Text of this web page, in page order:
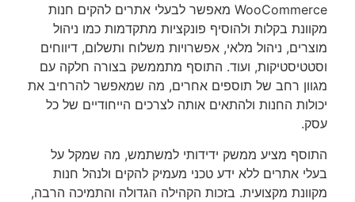
WooCommerce מאפשר לבעלי אתרים להקים חנות
מקוונת בקלות ולהוסיף פונקציות מתקדמות כמו ניהול
מוצרים, ניהול מלאי, אפשרויות משלוח ותשלום, דיווחים
וסטטיסטיקות, ועוד. התוסף מתממשק בצורה חלקה עם
מגוון רחב של תוספים אחרים, מה שמאפשר להרחיב את
יכולות החנות ולהתאים אותה לצרכים הייחודיים של כל
עסק.
התוסף מציע ממשק ידידותי למשתמש, מה שמקל על
בעלי אתרים ללא ידע טכני מעמיק להקים ולנהל חנות
מקוונת מקצועית. בזכות הקהילה הגדולה והתמיכה הרבה,